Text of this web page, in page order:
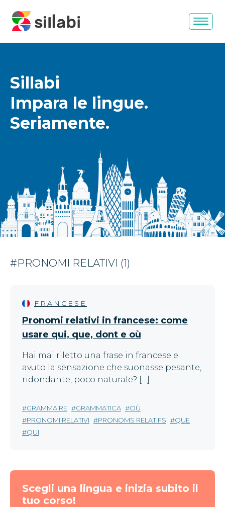
Sillabi
Impara le lingue.
Seriamente.
#PRONOMI RELATIVI (1)
FRANCESE
Pronomi relativi in francese: come
usare qui, que, dont e où
Hai mai riletto una frase in francese e
avuto la sensazione che suonasse pesante,
ridondante, poco naturale? […]
GRAMMAIRE GRAMMATICA
OÙ
PRONOMI RELATIVI
PRONOMS RELATIFS
QUE
QUI
Scegli una lingua e inizia subito il
tuo corso!